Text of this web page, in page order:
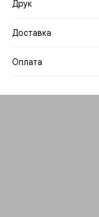
Друк
Доставка
Оплата